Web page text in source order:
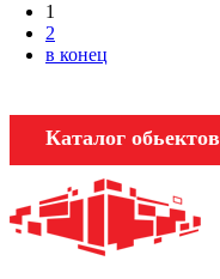
1
2
в конец
Каталог обьектов